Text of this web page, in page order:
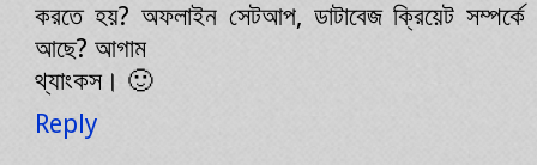
করতে হয়? অফলাইন সেটআপ, ডাটাবেজ ক্রিয়েট সম্পর্কে
আছে? আগাম
থ্যাংকস। 🙂
Reply